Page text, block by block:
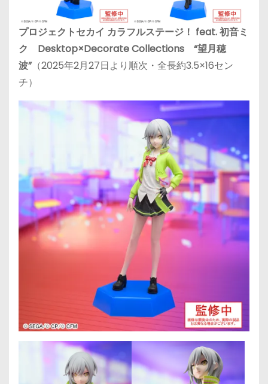
プロジェクトセカイ カラフルステージ！ feat. 初音ミ
ク Desktop×Decorate Collections “望月穂
波”（2025年2月27日より順次・全長約3.5×16セン
チ）